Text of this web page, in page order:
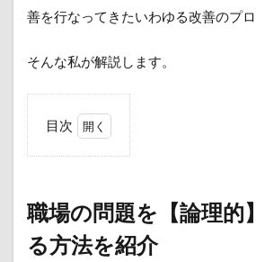
善を行なってきたいわゆる改善のプロ
そんな私が解説します。
目次
題を
【論
理
的】
職場の問題を【論理的
る方法を紹介